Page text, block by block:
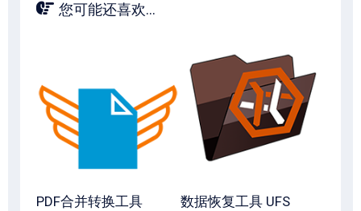
您可能还喜欢...
PDF合并转换工具
数据恢复工具 UFS